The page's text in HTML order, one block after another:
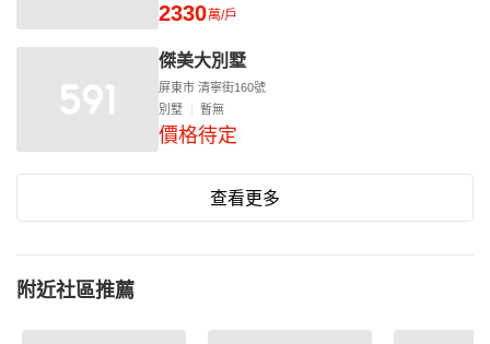
2330萬/戶
傑美大別墅
屏東市 清寧街160號
別墅
暫無
價格待定
查看更多
附近社區推薦